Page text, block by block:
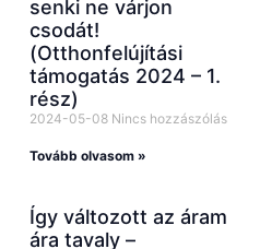
senki ne várjon
csodát!
(Otthonfelújítási
támogatás 2024 – 1.
rész)
2024-05-08 Nincs hozzászólás
Tovább olvasom »
Így változott az áram
ára tavaly –